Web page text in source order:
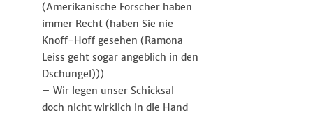
(Amerikanische Forscher haben
immer Recht (haben Sie nie
Knoff-Hoff gesehen (Ramona
Leiss geht sogar angeblich in den
Dschungel)))
– Wir legen unser Schicksal
doch nicht wirklich in die Hand